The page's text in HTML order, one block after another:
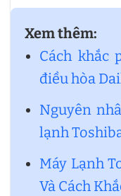
Xem thêm:
Cách khắc
điều hòa
Nguyên
lạnh
Máy Lạnh
Và Cách